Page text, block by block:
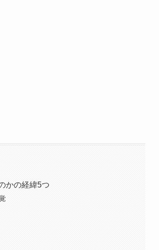
かの経緯5つ